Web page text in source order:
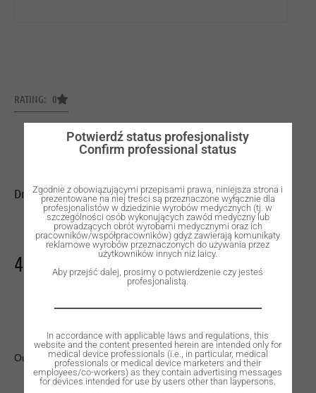
RATING: 0
Drill bits
484,00
Out of stock
Potwierdź status profesjonalisty
Confirm professional status
Zgodnie z obowiązującymi przepisami prawa, niniejsza strona i
prezentowane na niej treści są przeznaczone wyłącznie dla
profesjonalistów w dziedzinie wyrobów medycznych (tj. w
szczególności osób wykonujących zawód medyczny lub
prowadzących obrót wyrobami medycznymi oraz ich
pracowników/współpracowników) gdyż zawierają komunikaty
reklamowe wyrobów przeznaczonych do używania przez
użytkowników innych niż laicy.
Aby przejść dalej, prosimy o potwierdzenie czy jesteś
profesjonalistą.
In accordance with applicable laws and regulations, this
website and the content presented herein are intended only for
medical device professionals (i.e., in particular, medical
professionals or medical device marketers and their
employees/co-workers) as they contain advertising messages
for devices intended for use by users other than laypersons.